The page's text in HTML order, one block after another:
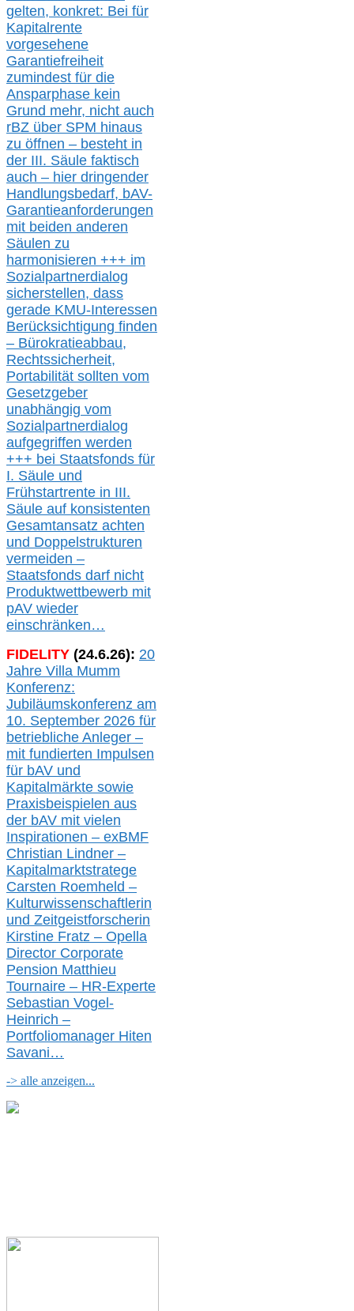
gelten, konkret: Bei für
Kapitalrente
vorgesehene
Garantiefreiheit
zumindest für die
Ansparphase kein
Grund mehr, nicht auch
rBZ über SPM hinaus
zu öffnen – besteht in
der III. Säule faktisch
auch – hier dringender
Handlungsbedarf, bAV-
Garantieanforderungen
mit beiden anderen
Säulen zu
harmonisieren +++ im
Sozialpartnerdialog
sicherstellen, dass
gerade KMU-Interessen
Berücksichtigung finden
– Bürokratieabbau,
Rechtssicherheit,
Portabilität sollten vom
Gesetzgeber
unabhängig vom
Sozialpartnerdialog
aufgegriffen werden
+++ bei Staatsfonds für
I. Säule und
Frühstartrente in III.
Säule auf konsistenten
Gesamtansatz achten
und Doppelstrukturen
vermeiden –
Staatsfonds darf nicht
Produktwettbewerb mit
pAV wieder
einschränken…
FIDELITY (24.6.26): 20
Jahre Villa Mumm
Konferenz:
Jubiläumskonferenz am
10. September 2026 für
betriebliche Anleger –
mit fundierten Impulsen
für bAV und
Kapitalmärkte sowie
Praxisbeispielen aus
der bAV mit vielen
Inspirationen – exBMF
Christian Lindner –
Kapitalmarktstratege
Carsten Roemheld –
Kulturwissenschaftlerin
und Zeitgeistforscherin
Kirstine Fratz – Opella
Director Corporate
Pension Matthieu
Tournaire – HR-Experte
Sebastian Vogel-
Heinrich –
Portfoliomanager Hiten
Savani…
-> alle anzeigen...